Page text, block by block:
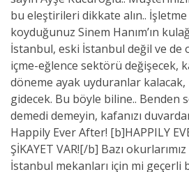
bu eleştirileri dikkate alın..
koyduğunuz Sinem Hanım’ın
İstanbul, eski İstanbul değil ve de
içme-eğlence sektörü değişecek,
döneme ayak uyduranlar
gidecek. Bu böyle biline.. Benden
demedi demeyin, kafanızı
Happily Ever After! [b]HAPPILY
ŞİKAYET VAR![/b] Bazı
İstanbul mekanları için mi geçerli